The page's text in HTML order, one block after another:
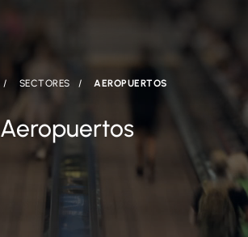
SECTORES AEROPUERTOS
Aeropuertos